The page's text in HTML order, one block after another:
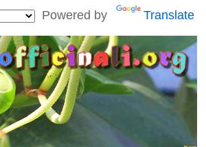
Powered by Translate